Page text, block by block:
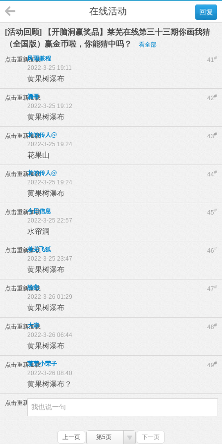
回复
在线活动
[活动回顾] 【开脑洞赢奖品】莱芜在线第三十三期你画我猜
（全国版）赢金币啦，你能猜中吗？
看全部
点击重新加载 41#
风雨兼程
2022-3-25 19:11
黄果树瀑布
点击重新加载 42#
酒哥
2022-3-25 19:12
黄果树瀑布
点击重新加载 43#
龙的传人@
2022-3-25 19:24
花果山
点击重新加载 44#
龙的传人@
2022-3-25 19:24
黄果树瀑布
点击重新加载 45#
今日信息
2022-3-25 22:57
水帘洞
点击重新加载 46#
莱芜飞狐
2022-3-25 23:47
黄果树瀑布
点击重新加载 47#
杨燕
2022-3-26 01:29
黄果树瀑布
点击重新加载 48#
大淳
2022-3-26 06:44
黄果树瀑布
点击重新加载 49#
莱芜小荣子
2022-3-26 08:40
黄果树瀑布？
点击重新加载
上一页 第5页 下一页